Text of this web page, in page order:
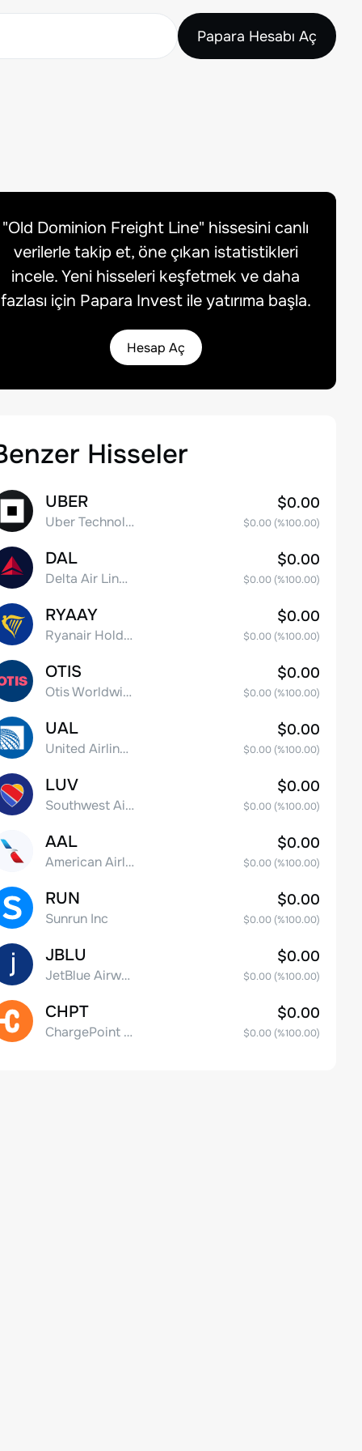
Papara Hesabı Aç
"Old Dominion Freight Line" hissesini canlı
verilerle takip et, öne çıkan istatistikleri
incele. Yeni hisseleri keşfetmek ve daha
fazlası için Papara Invest ile yatırıma başla.
Hesap Aç
Hisseler
UBER
Uber Technologies, Inc.
$0.00
$0.00(%100.00)
DAL
Delta Air Lines, Inc.
$0.00
$0.00(%100.00)
RYAAY
Ryanair Holdings plc American Depositary Shares
$0.00
$0.00(%100.00)
OTIS
Otis Worldwide Corporation
$0.00
$0.00(%100.00)
UAL
United Airlines Holdings, Inc. Common Stock
$0.00
$0.00(%100.00)
LUV
Southwest Airlines Co.
$0.00
$0.00(%100.00)
AAL
American Airlines Group Inc.
$0.00
$0.00(%100.00)
RUN
Sunrun Inc
$0.00
$0.00(%100.00)
JBLU
JetBlue Airways Corp
$0.00
$0.00(%100.00)
CHPT
ChargePoint Holdings, Inc.
$0.00
$0.00(%100.00)